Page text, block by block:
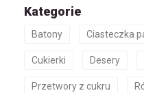
Kategorie
Batony Ciasteczka
Cukierki Desery
Przetwory z cukru